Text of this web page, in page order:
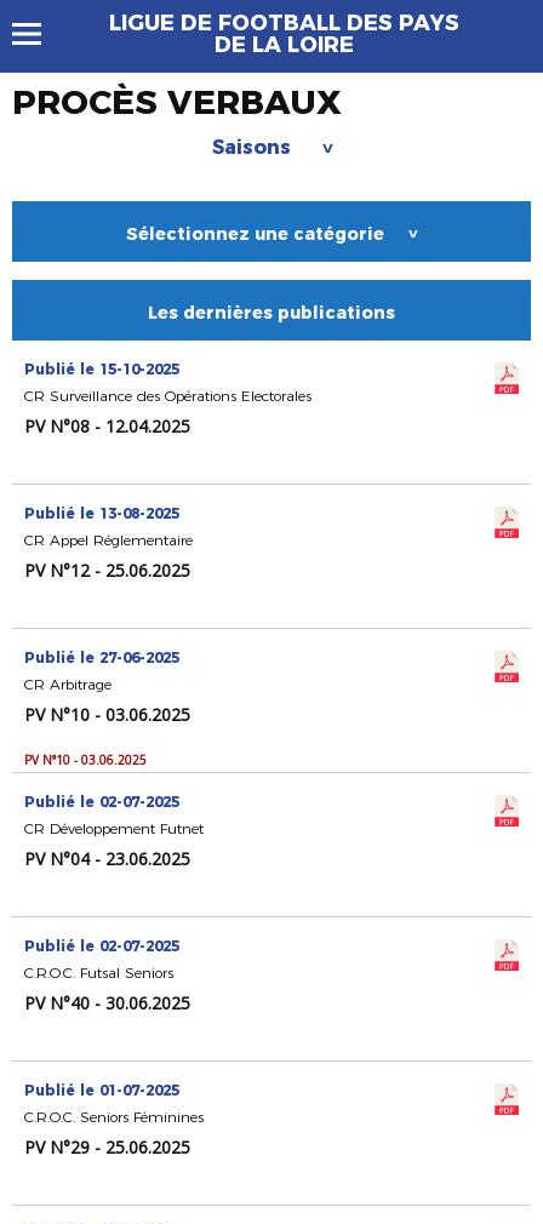
LIGUE DE FOOTBALL DES PAYS
DE LA LOIRE
PROCÈS VERBAUX
Saisons >
Sélectionnez une catégorie >
Les dernières publications
Publié le 15-10-2025
CR Surveillance des Opérations Electorales
PV N°08 - 12.04.2025
Publié le 13-08-2025
CR Appel Réglementaire
PV N°12 - 25.06.2025
Publié le 27-06-2025
CR Arbitrage
PV N°10 - 03.06.2025
PV N°10 - 03.06.2025
Publié le 02-07-2025
CR Développement Futnet
PV N°04 - 23.06.2025
Publié le 02-07-2025
C.R.O.C. Futsal Seniors
PV N°40 - 30.06.2025
Publié le 01-07-2025
C.R.O.C. Seniors Féminines
PV N°29 - 25.06.2025